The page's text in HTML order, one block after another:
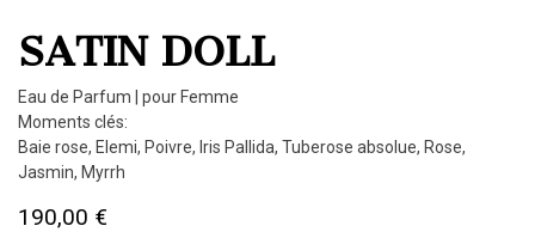
SATIN DOLL
Eau de Parfum | pour Femme
Moments clés:
Baie rose, Elemi, Poivre, Iris Pallida, Tuberose absolue, Rose,
Jasmin, Myrrh
190,00 €